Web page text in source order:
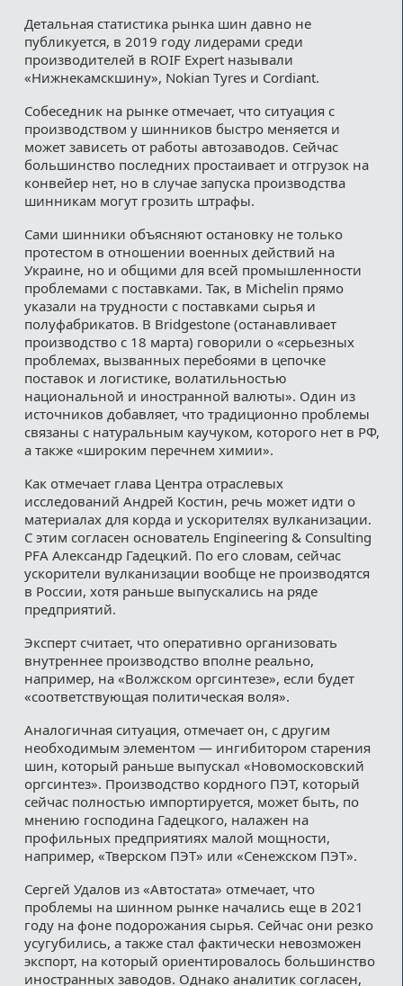
Детальная статистика рынка шин давно не
публикуется, в 2019 году лидерами среди
производителей в ROIF Expert называли
«Нижнекамскшину», Nokian Tyres и Cordiant.
Собеседник на рынке отмечает, что ситуация с
производством у шинников быстро меняется и
может зависеть от работы автозаводов. Сейчас
большинство последних простаивает и отгрузок на
конвейер нет, но в случае запуска производства
шинникам могут грозить штрафы.
Сами шинники объясняют остановку не только
протестом в отношении военных действий на
Украине, но и общими для всей промышленности
проблемами с поставками. Так, в Michelin прямо
указали на трудности с поставками сырья и
полуфабрикатов. В Bridgestone (останавливает
производство с 18 марта) говорили о «серьезных
проблемах, вызванных перебоями в цепочке
поставок и логистике, волатильностью
национальной и иностранной валюты». Один из
источников добавляет, что традиционно проблемы
связаны с натуральным каучуком, которого нет в РФ,
а также «широким перечнем химии».
Как отмечает глава Центра отраслевых
исследований Андрей Костин, речь может идти о
материалах для корда и ускорителях вулканизации.
С этим согласен основатель Engineering & Consulting
PFA Александр Гадецкий. По его словам, сейчас
ускорители вулканизации вообще не производятся
в России, хотя раньше выпускались на ряде
предприятий.
Эксперт считает, что оперативно организовать
внутреннее производство вполне реально,
например, на «Волжском оргсинтезе», если будет
«соответствующая политическая воля».
Аналогичная ситуация, отмечает он, с другим
необходимым элементом — ингибитором старения
шин, который раньше выпускал «Новомосковский
оргсинтез». Производство кордного ПЭТ, который
сейчас полностью импортируется, может быть, по
мнению господина Гадецкого, налажен на
профильных предприятиях малой мощности,
например, «Тверском ПЭТ» или «Сенежском ПЭТ».
Сергей Удалов из «Автостата» отмечает, что
проблемы на шинном рынке начались еще в 2021
году на фоне подорожания сырья. Сейчас они резко
усугубились, а также стал фактически невозможен
экспорт, на который ориентировалось большинство
иностранных заводов. Однако аналитик согласен,